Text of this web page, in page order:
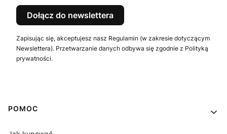
Dołącz do newslettera
Zapisując się, akceptujesz nasz Regulamin (w zakresie dotyczącym
Newslettera). Przetwarzanie danych odbywa się zgodnie z Polityką
prywatności.
Linki w stopce
POMOC